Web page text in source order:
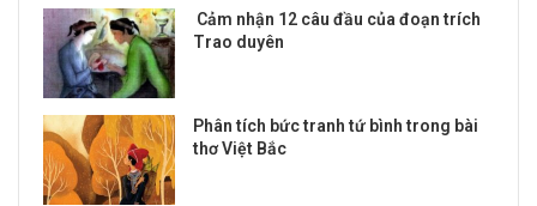
Cảm nhận 12 câu đầu của đoạn trích
Trao duyên
Phân tích bức tranh tứ bình trong bài
thơ Việt Bắc